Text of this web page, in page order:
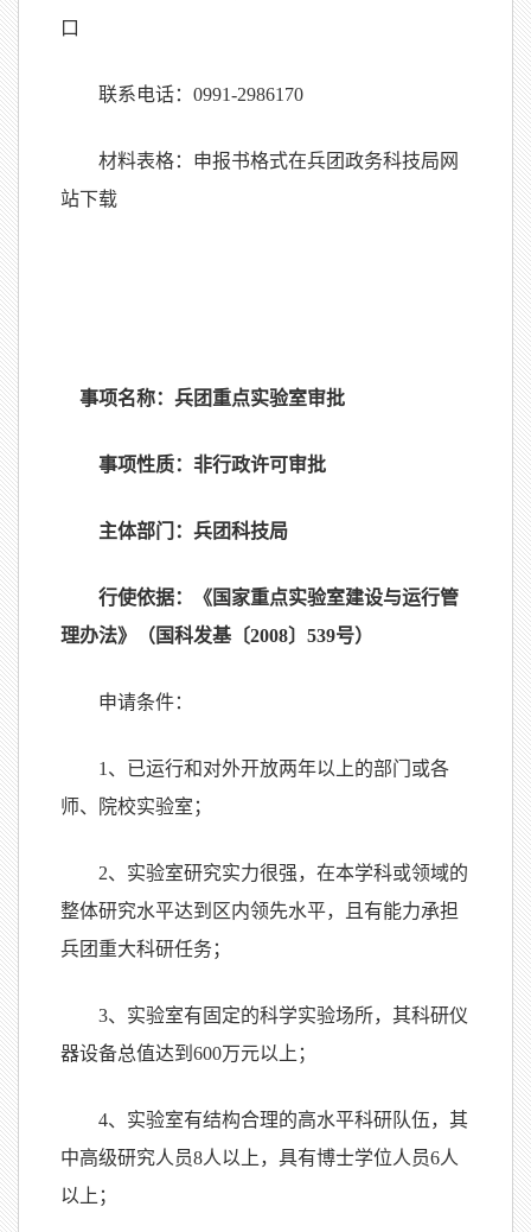
口
联系电话： 0991-2986170
材料表格：申报书格式在兵团政务科技局网
站下载
事项名称：兵团重点实验室审批
事项性质：非行政许可审批
主体部门：兵团科技局
行使依据：《国家重点实验室建设与运行管
理办法》（国科发基〔2008〕 539号）
申请条件：
1 、已运行和对外开放两年以上的部门或各
师、院校实验室；
2、实验室研究实力很强，在本学科或领域的
整体研究水平达到区内领先水平，且有能力承担
兵团重大科研任务；
3、实验室有固定的科学实验场所，其科研仪
器设备总值达到 600万元以上；
4、实验室有结构合理的高水平科研队伍，其
中高级研究人员8人以上，具有博士学位人员6人
以上；